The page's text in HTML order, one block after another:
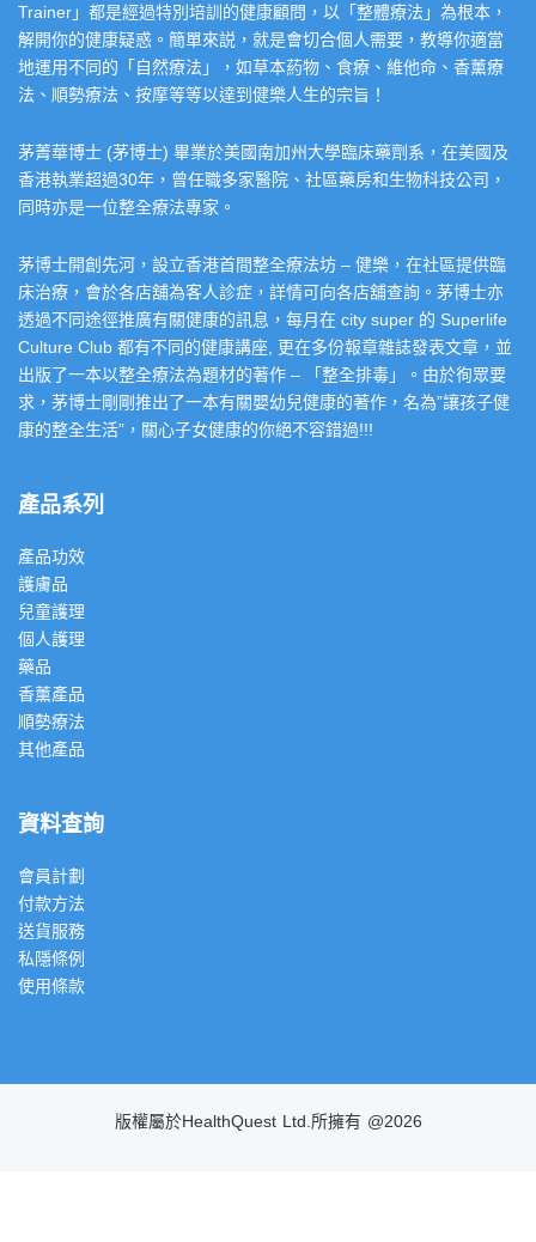
Trainer」都是經過特別培訓的健康顧問，以「整體療法」為根本，
解開你的健康疑惑。簡單來説，就是會切合個人需要，教導你適當
地運用不同的「自然療法」，如草本葯物、食療、維他命、香薰療
法、順勢療法、按摩等等以達到健樂人生的宗旨！
茅菁華博士 (茅博士) 畢業於美國南加州大學臨床藥劑系，在美國及
香港執業超過30年，曾任職多家醫院、社區藥房和生物科技公司，
同時亦是一位整全療法專家。
茅博士開創先河，設立香港首間整全療法坊 – 健樂，在社區提供臨
床治療，會於各店舖為客人診症，詳情可向各店舖查詢。茅博士亦
透過不同途徑推廣有關健康的訊息，每月在 city super 的 Superlife
Culture Club 都有不同的健康講座, 更在多份報章雜誌發表文章，並
出版了一本以整全療法為題材的著作 – 「整全排毒」。由於徇眾要
求，茅博士剛剛推出了一本有關嬰幼兒健康的著作，名為”讓孩子健
康的整全生活”，關心子女健康的你絕不容錯過!!!
產品系列
產品功效
護膚品
兒童護理
個人護理
藥品
香薰產品
順勢療法
其他產品
資料查詢
會員計劃
付款方法
送貨服務
私隱條例
使用條款
版權屬於HealthQuest Ltd.所擁有 @2026